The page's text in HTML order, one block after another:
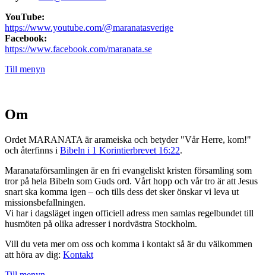
YouTube:
https://www.youtube.com/@maranatasverige
Facebook:
https://www.facebook.com/maranata.se
Till menyn
Om
Ordet MARANATA är arameiska och betyder "Vår Herre, kom!"
och återfinns i Bibeln i 1 Korintierbrevet 16:22.
Maranataförsamlingen är en fri evangeliskt kristen församling som
tror på hela Bibeln som Guds ord. Vårt hopp och vår tro är att Jesus
snart ska komma igen – och tills dess det sker önskar vi leva ut
missionsbefallningen.
Vi har i dagsläget ingen officiell adress men samlas regelbundet till
husmöten på olika adresser i nordvästra Stockholm.
Vill du veta mer om oss och komma i kontakt så är du välkommen
att höra av dig: Kontakt